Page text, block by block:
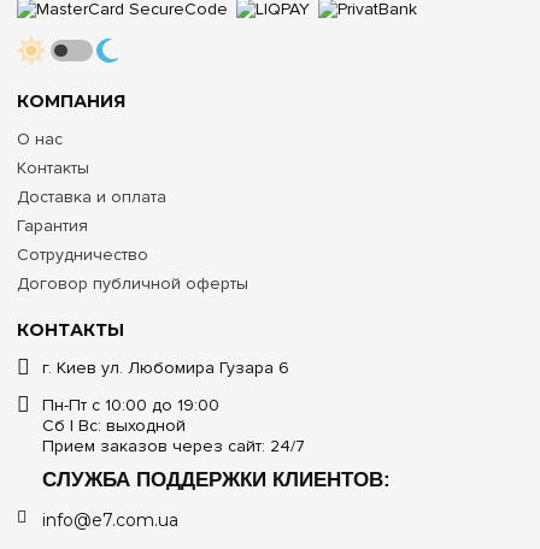
КОНТАКТЫ
г. Киев ул. Любомира Гузара 6
Пн-Пт с 10:00 до 19:00
Сб | Вс: выходной
Прием заказов через сайт: 24/7
СЛУЖБА ПОДДЕРЖКИ КЛИЕНТОВ:
info@e7.com.ua
КОМПАНИЯ
О нас
Контакты
Доставка и оплата
Гарантия
Сотрудничество
Договор публичной оферты